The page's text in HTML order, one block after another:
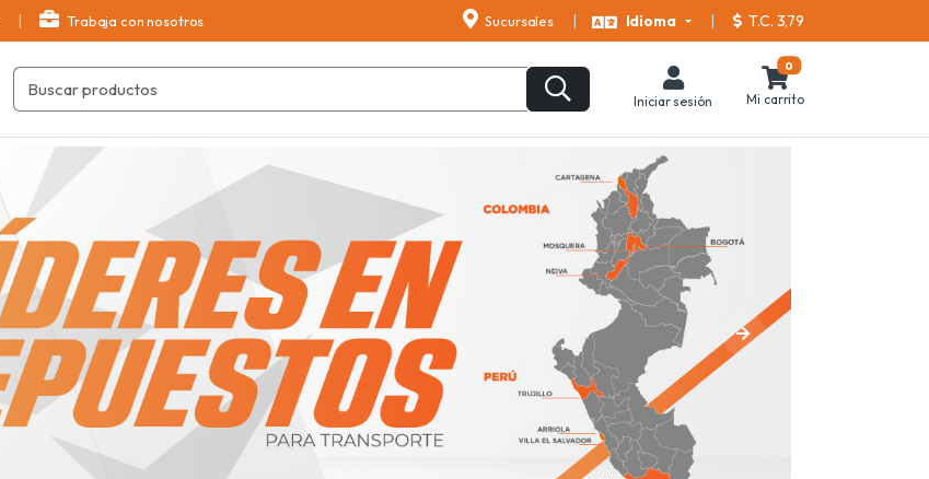
Trabaja con nosotros Sucursales Idioma T.C. 3,79
Iniciar sesión
0
Mi carrito